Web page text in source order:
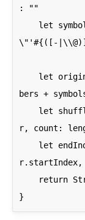
: ""
\"'#{([-
bers +
r, count:
r.startIndex,